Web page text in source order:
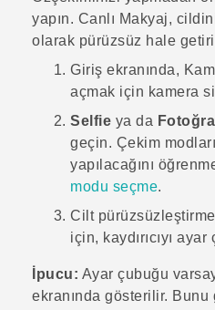
yapın. Canlı Makyaj,
olarak pürüzsüz hale
Giriş ekranında,
açmak için kamera
Selfie ya da
geçin. Çekim
yapılacağını
modu seçme.
Cilt
için, kaydırıcıyı
İpucu: Ayar çubuğu
ekranında gösterilir. Bunu